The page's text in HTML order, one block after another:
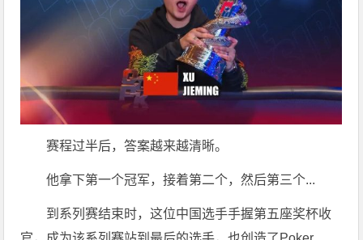
赛程过半后，答案越来越清晰。
他拿下第一个冠军，接着第二个，然后第三个...
到系列赛结束时，这位中国选手手握第五座奖杯收